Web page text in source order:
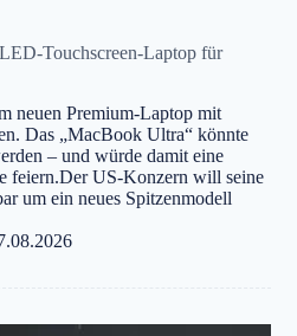
Touchscreen-Laptop für
neuen Premium-Laptop mit
Das „MacBook Ultra“ könnte
– und würde damit eine
feiern.Der US-Konzern will seine
um ein neues Spitzenmodell